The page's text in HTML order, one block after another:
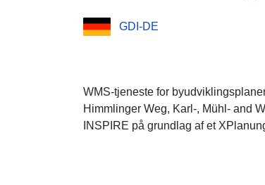
GDI-DE
WMS-tjeneste for
Himmlinger Weg, Karl-, Mühl- and
INSPIRE på grundlag af et